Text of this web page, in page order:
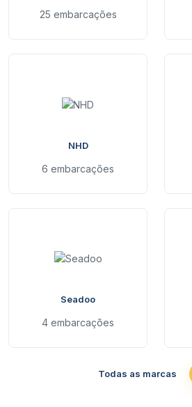
25 embarcações
NHD
6 embarcações
Seadoo
4 embarcações
Todas as marcas